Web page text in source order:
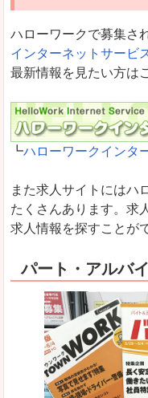
ハローワークで募集さ
インターネットサービ
最新情報を見たい方は
┗ハローワークインタ
また求人サイトにはハ
たくさんあります。求
求人情報を探すことが
パート・アルバ